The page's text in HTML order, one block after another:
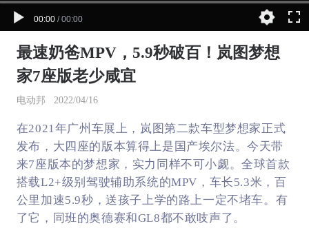
00:00 / 00:00
最速奶爸MPV，5.9秒破百！岚图梦想
家7座版老少咸宜
电动邦 2022/04/16
在2021年广州车展上，岚图第二款车型梦想家正式
发布，大四座的版本算得上是国产埃尔法。今天带
来7座版本的梦想家，实力同样不可小觑。全球首款
搭载L2+级别驾驶辅助系统的MPV，车长5.3米，百
公里加速5.9秒，送孩子上学的路上一定不堵车。有
了它，同班的奥德赛和GL8都不敢吱声了。